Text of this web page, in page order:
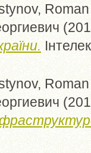
Roman
Roman